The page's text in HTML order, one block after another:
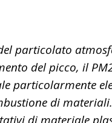
particolato
del picco, il
particolarmente
di